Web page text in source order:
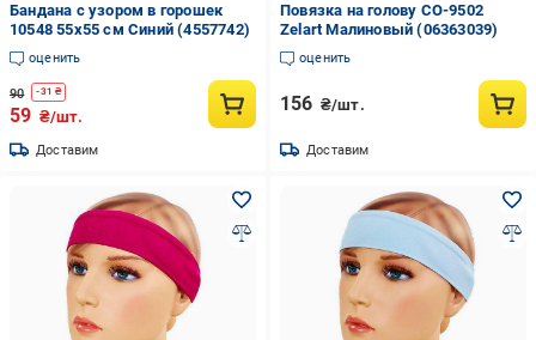
Бандана с узором в горошек
10548 55х55 см Синий (4557742)
оценить
90 -31 ₴
59 ₴/шт.
Доставим
Повязка на голову CO-9502
Zelart Малиновый (06363039)
оценить
156 ₴/шт.
Доставим